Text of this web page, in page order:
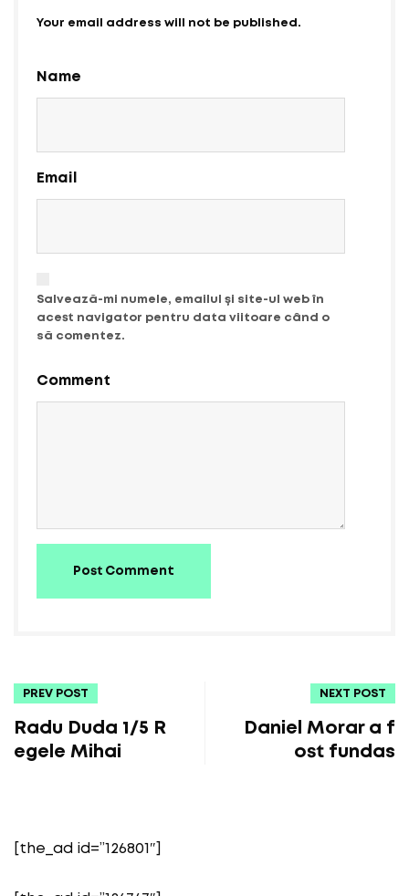
Your email address will not be published.
Name
Email
Salvează-mi numele, emailul și site-ul web în
acest navigator pentru data viitoare când o
să comentez.
Comment
Post Comment
PREV POST
Radu Duda 1/5 R
egele Mihai
NEXT POST
Daniel Morar a f
ost fundas
[the_ad id=”126801″]